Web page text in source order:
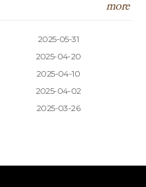
more
2025-05-31
2025-04-20
2025-04-10
2025-04-02
2025-03-26